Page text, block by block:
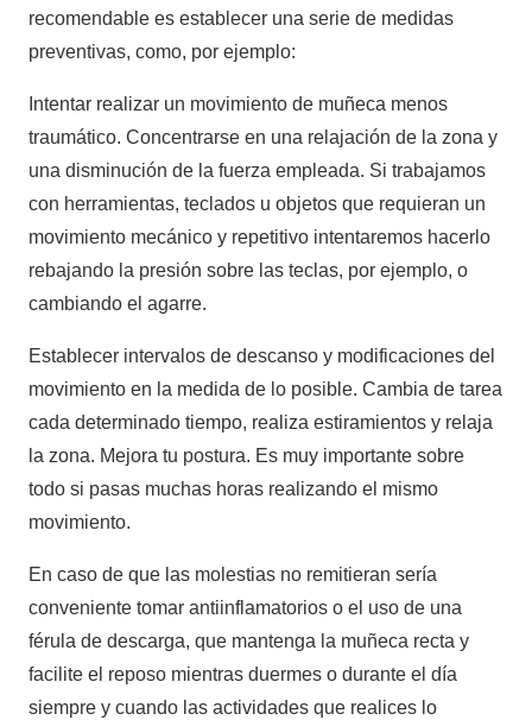
recomendable es establecer una serie de medidas
preventivas, como, por ejemplo:
Intentar realizar un movimiento de muñeca menos
traumático. Concentrarse en una relajación de la zona y
una disminución de la fuerza empleada. Si trabajamos
con herramientas, teclados u objetos que requieran un
movimiento mecánico y repetitivo intentaremos hacerlo
rebajando la presión sobre las teclas, por ejemplo, o
cambiando el agarre.
Establecer intervalos de descanso y modificaciones del
movimiento en la medida de lo posible. Cambia de tarea
cada determinado tiempo, realiza estiramientos y relaja
la zona. Mejora tu postura. Es muy importante sobre
todo si pasas muchas horas realizando el mismo
movimiento.
En caso de que las molestias no remitieran sería
conveniente tomar antiinflamatorios o el uso de una
férula de descarga, que mantenga la muñeca recta y
facilite el reposo mientras duermes o durante el día
siempre y cuando las actividades que realices lo